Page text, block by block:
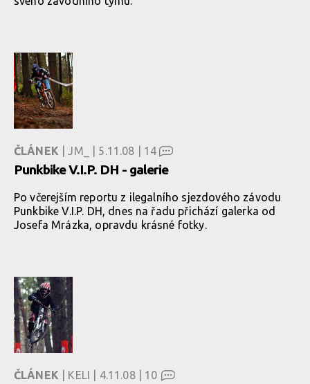
ČLÁNEK | JM_ | 5.11.08 | 14
Punkbike V.I.P. DH - galerie
Po včerejším reportu z ilegalního sjezdového závodu
Punkbike V.I.P. DH, dnes na řadu přichází galerka od
Josefa Mrázka, opravdu krásné fotky.
ČLÁNEK | KELI | 4.11.08 | 10